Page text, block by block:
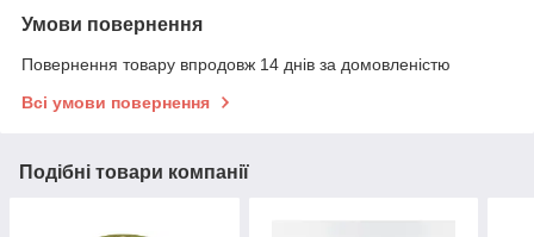
Умови повернення
Повернення товару впродовж 14 днів за домовленістю
Всі умови повернення
Подібні товари компанії